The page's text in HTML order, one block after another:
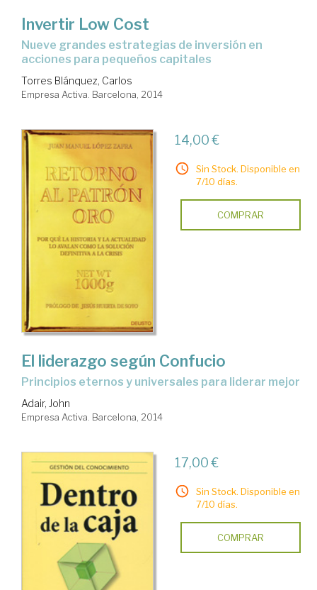
Invertir Low Cost
nueve grandes estrategias de inversión en
acciones para pequeños capitales
Torres Blánquez, Carlos
Empresa Activa. Barcelona, 2014
14,00 €
Sin Stock. Disponible en
7/10 días.
COMPRAR
El liderazgo según Confucio
principios eternos y universales para liderar mejor
Adair, John
Empresa Activa. Barcelona, 2014
17,00 €
Sin Stock. Disponible en
7/10 días.
COMPRAR